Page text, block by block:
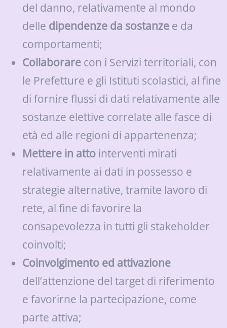
del danno, relativamente al mondo
delle dipendenze da sostanze e da
comportamenti;
Collaborare con i Servizi territoriali, con
le Prefetture e gli Istituti scolastici, al fine
di fornire flussi di dati relativamente alle
sostanze elettive correlate alle fasce di
età ed alle regioni di appartenenza;
Mettere in atto interventi mirati
relativamente ai dati in possesso e
strategie alternative, tramite lavoro di
rete, al fine di favorire la
consapevolezza in tutti gli stakeholder
coinvolti;
Coinvolgimento ed attivazione
dell’attenzione del target di riferimento
e favorirne la partecipazione, come
parte attiva;